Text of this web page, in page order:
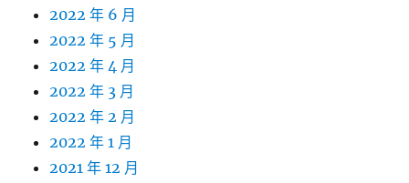
2022 年 6 月
2022 年 5 月
2022 年 4 月
2022 年 3 月
2022 年 2 月
2022 年 1 月
2021 年 12 月